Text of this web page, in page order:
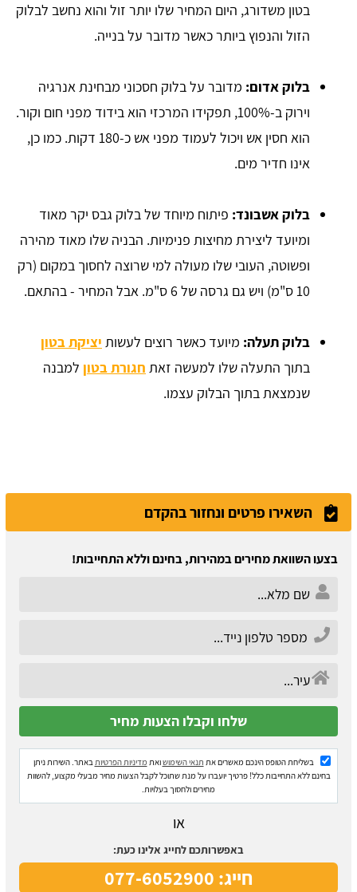
בטון משדורג, היום המחיר שלו יותר זול והוא נחשב לבלוק
הזול והנפוץ ביותר כאשר מדובר על בנייה.
בלוק אדום: מדובר על בלוק חסכוני מבחינת אנרגיה
וירוק ב-100%, תפקידו המרכזי הוא בידוד מפני חום וקור.
הוא חסין אש ויכול לעמוד מפני אש כ-180 דקות. כמו כן,
אינו חדיר מים.
בלוק אשבונד: פיתוח מיוחד של בלוק גבס יקר מאוד
ומיועד ליצירת מחיצות פנימיות. הבניה שלו מאוד מהירה
ופשוטה, העובי שלו מעולה למי שרוצה לחסוך במקום (רק
10 ס"מ) ויש גם גרסה של 6 ס"מ. אבל המחיר - בהתאם.
בלוק תעלה: מיועד כאשר רוצים לעשות יציקת בטון
בתוך התעלה שלו למעשה זאת חגורת בטון למבנה
שנמצאת בתוך הבלוק עצמו.
השאירו פרטים ונחזור בהקדם
בצעו השוואת מחירים במהירות, בחינם וללא התחייבות!
בשליחת הטופס הינכם מאשרים את תנאי השימושואת מדיניות הפרטיותבאתר. השירות ניתן
בחינם ללא התחייבות כלל! פרטיך יועברו על מנת שתוכל לקבל הצעות מחיר מבעלי מקצוע, להשוות
מחירים ולחסוך בעלויות.
או
באפשרותכם לחייג אלינו כעת:
חייג: 077-6052900